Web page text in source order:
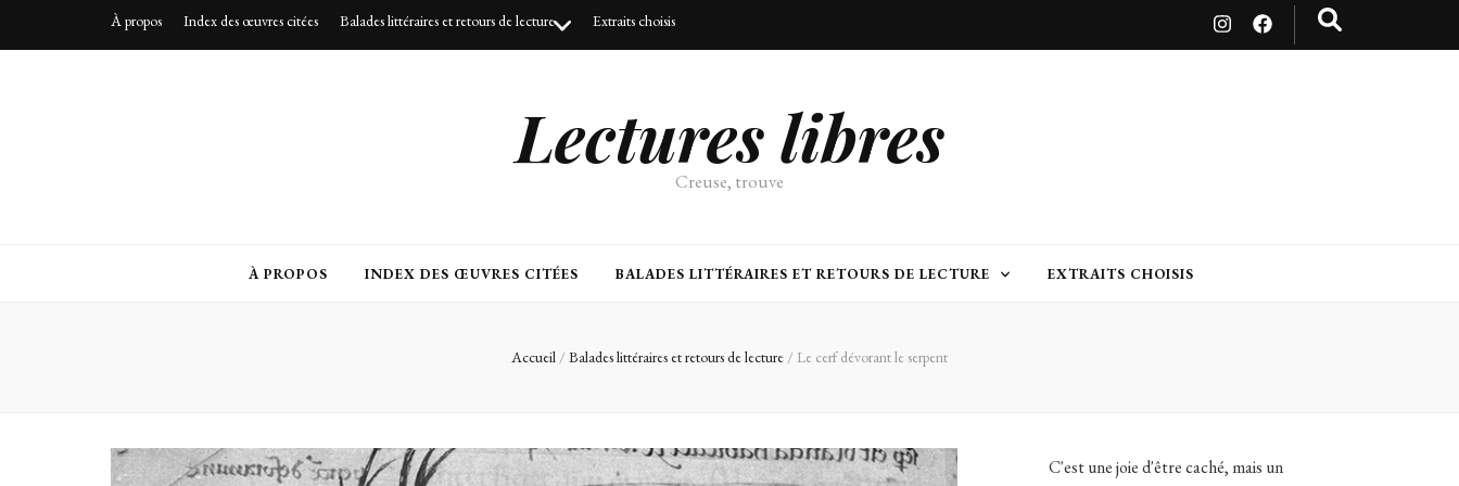
À propos Index des œuvres citées Balades littéraires et retours de lecture Extraits choisis
Lectures libres
Creuse, trouve
À PROPOS INDEX DES ŒUVRES CITÉES BALADES LITTÉRAIRES ET RETOURS DE LECTURE EXTRAITS CHOISIS
Accueil / Balades littéraires et retours de lecture / Le cerf dévorant le serpent
C'est une joie d'être caché, mais un